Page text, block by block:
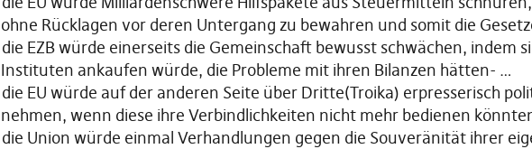
ohne Rücklagen vor deren Untergang zu bewahren und somit die
die EZB würde einerseits die Gemeinschaft bewusst schwächen, indem
Instituten ankaufen würde, die Probleme mit ihren Bilanzen hätten- …
die EU würde auf der anderen Seite über Dritte(Troika) erpresserisch
nehmen, wenn diese ihre Verbindlichkeiten nicht mehr bedienen
die Union würde einmal Verhandlungen gegen die Souveränität ihrer